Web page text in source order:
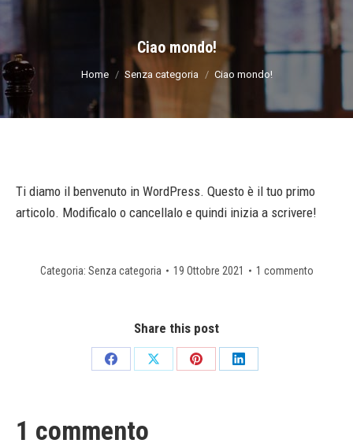
Ciao mondo!
Tu sei qui:
Home Senza categoria Ciao mondo!
Ti diamo il benvenuto in WordPress. Questo è il tuo primo
articolo. Modificalo o cancellalo e quindi inizia a scrivere!
Categoria: Senza categoria 19 Ottobre 2021 1 commento
Share this post
CondividiCondividiCondividiCondividi
1 commento